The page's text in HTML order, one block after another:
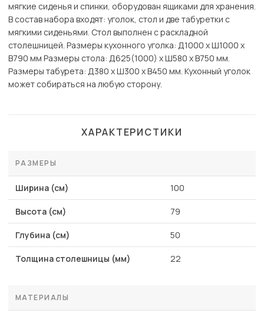
мягкие сиденья и спинки, оборудован ящиками для хранения.
В состав набора входят: уголок, стол и две табуретки с
мягкими сиденьями. Стол выполнен с раскладной
столешницей. Размеры кухонного уголка: Д1000 x Ш1000 х
В790 мм Размеры стола: Д625(1000) x Ш580 х В750 мм.
Размеры табурета: Д380 x Ш300 х В450 мм. Кухонный уголок
может собираться на любую сторону.
ХАРАКТЕРИСТИКИ
РАЗМЕРЫ
Ширина (см) 100
Высота (см) 79
Глубина (см) 50
Толщина столешницы (мм) 22
МАТЕРИАЛЫ